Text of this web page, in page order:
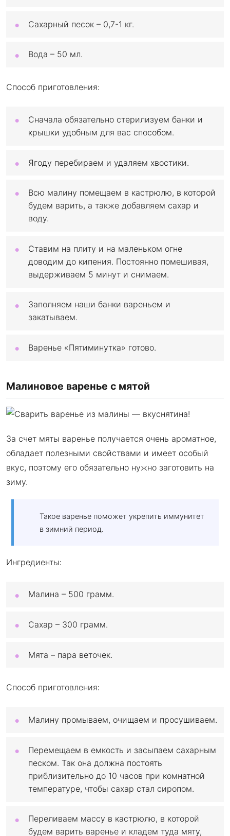
Сахарный песок – 0,7-1 кг.
Вода – 50 мл.
Способ приготовления:
Сначала обязательно стерилизуем банки и
крышки удобным для вас способом.
Ягоду перебираем и удаляем хвостики.
Всю малину помещаем в кастрюлю, в которой
будем варить, а также добавляем сахар и
воду.
Ставим на плиту и на маленьком огне
доводим до кипения. Постоянно помешивая,
выдерживаем 5 минут и снимаем.
Заполняем наши банки вареньем и
закатываем.
Варенье «Пятиминутка» готово.
Малиновое варенье с мятой
За счет мяты варенье получается очень ароматное,
обладает полезными свойствами и имеет особый
вкус, поэтому его обязательно нужно заготовить на
зиму.
Такое варенье поможет укрепить иммунитет
в зимний период.
Ингредиенты:
Малина – 500 грамм.
Сахар – 300 грамм.
Мята – пара веточек.
Способ приготовления:
Малину промываем, очищаем и просушиваем.
Перемещаем в емкость и засыпаем сахарным
песком. Так она должна постоять
приблизительно до 10 часов при комнатной
температуре, чтобы сахар стал сиропом.
Переливаем массу в кастрюлю, в которой
будем варить варенье и кладем туда мяту,